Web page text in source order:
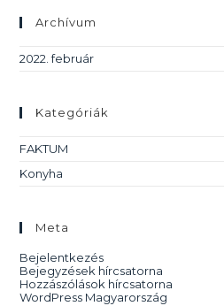
Archívum
2022. február
Kategóriák
FAKTUM
Konyha
Meta
Bejelentkezés
Bejegyzések hírcsatorna
Hozzászólások hírcsatorna
WordPress Magyarország